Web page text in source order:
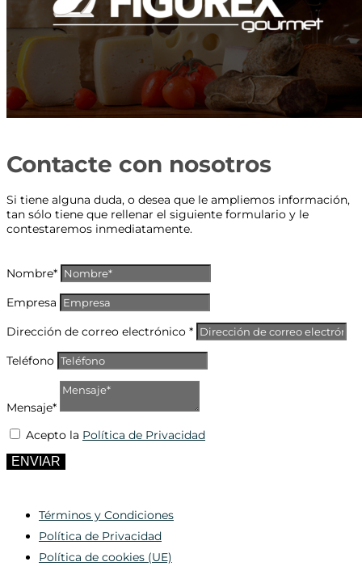
Contacte con nosotros
Si tiene alguna duda, o desea que le ampliemos información,
tan sólo tiene que rellenar el siguiente formulario y le
contestaremos inmediatamente.
Nombre*
Empresa
Dirección de correo electrónico *
Teléfono
Mensaje*
Acepto la Política de Privacidad
ENVIAR
Términos y Condiciones
Política de Privacidad
Política de cookies (UE)